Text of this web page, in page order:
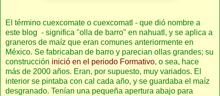
El término cuexcomate o cuexcomatl - que dió nombre a
este blog - significa "olla de barro" en nahuatl, y se aplica a
graneros de maíz que eran comunes anteriormente en
México. Se fabricaban de barro y parecian ollas grandes; su
construcción inició en el periodo Formativo, o sea, hace
más de 2000 años. Eran, por supuesto, muy variados. El
interior se pintaba con cal cada año, y se guardaba el maíz
desgranado. Tenían una pequeña apertura abajo para